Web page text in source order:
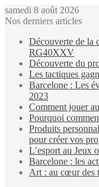
samedi 8 août 2026
Nos derniers articles
Découverte de la
RG40XXV
Découverte du
Les tactiques
Barcelone : Les
2023
Comment jouer
Pourquoi
Produits
pour créer vos
L’esport au Jeux
Barcelone : les
Art : au cœur des